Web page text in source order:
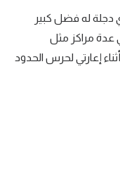
دجلة له فضل كبير
عدة مراكز مثل
إعارتي لحرس الحدود